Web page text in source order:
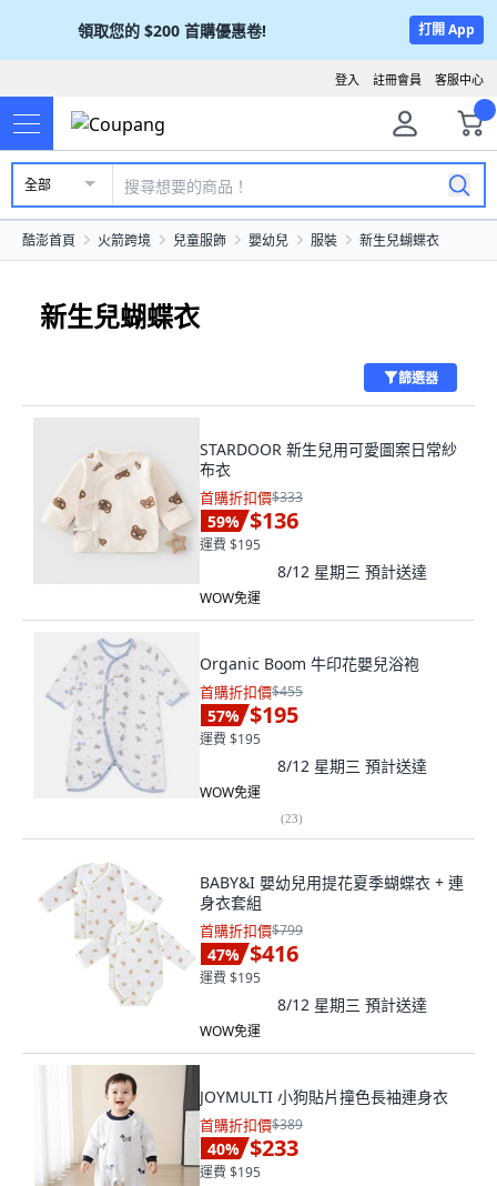
領取您的 $200 首購優惠卷! 打開 App
客服中心
註冊會員
登入
全部
酷澎首頁 火箭跨境 兒童服飾 嬰幼兒 服裝 新生兒蝴蝶衣
新生兒蝴蝶衣
篩選器
STARDOOR 新生兒用可愛圖案日常紗
布衣
首購折扣價$333
59% $136
運費 $195
8/12 星期三 預計送達
WOW免運
Organic Boom 牛印花嬰兒浴袍
首購折扣價$455
57% $195
運費 $195
8/12 星期三 預計送達
WOW免運
(23)
BABY&I 嬰幼兒用提花夏季蝴蝶衣 + 連
身衣套組
首購折扣價$799
47% $416
運費 $195
8/12 星期三 預計送達
WOW免運
JOYMULTI 小狗貼片撞色長袖連身衣
首購折扣價$389
40% $233
運費 $195